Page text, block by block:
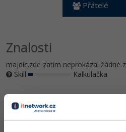
Copywriter
WordPress specialista
SEO specialista
Algoritmy -41%
Umělá inteligence (AI)
Pro děti
Fórum
Windows
Linux
Sítě
Fórum
Přátelé
Znalosti
majdic.zde zatím neprokázal žádné
Skill
Kalkulačka
Ocenění
majdic.zde zatím nezískal žádná